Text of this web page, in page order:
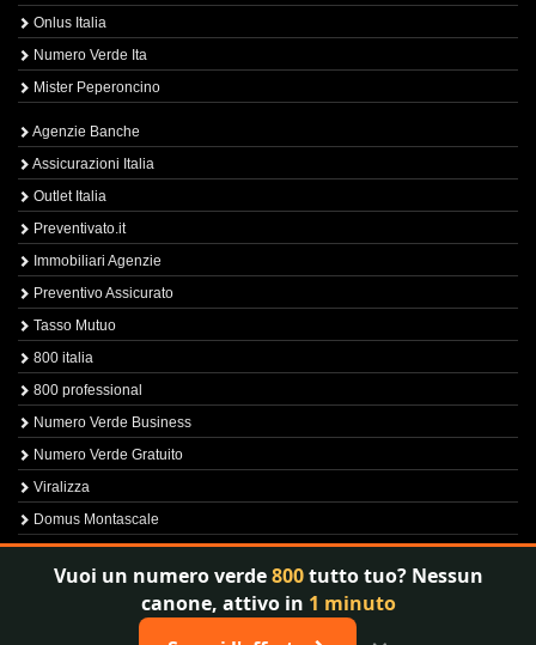
Onlus Italia
Numero Verde Ita
Mister Peperoncino
Agenzie Banche
Assicurazioni Italia
Outlet Italia
Preventivato.it
Immobiliari Agenzie
Preventivo Assicurato
Tasso Mutuo
800 italia
800 professional
Numero Verde Business
Numero Verde Gratuito
Viralizza
Domus Montascale
Sprint800
Verfica Numero Verde
Vuoi un numero verde800tutto tuo? Nessun
canone, attivo in 1 minuto